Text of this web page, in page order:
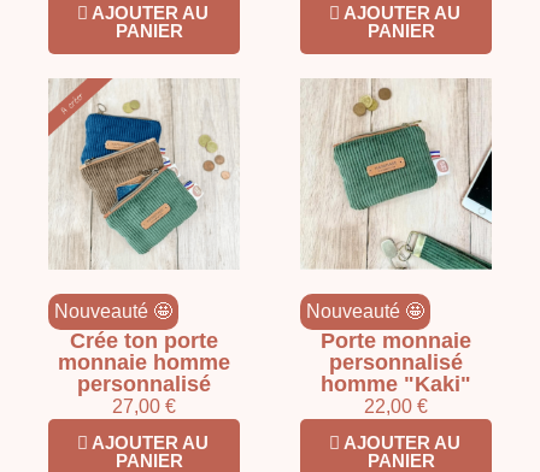
AJOUTER AU
PANIER
AJOUTER AU
PANIER
Nouveauté 🤩
Crée ton porte
monnaie homme
personnalisé
27,00 €
AJOUTER AU
PANIER
Nouveauté 🤩
Porte monnaie
personnalisé
homme "Kaki"
22,00 €
AJOUTER AU
PANIER